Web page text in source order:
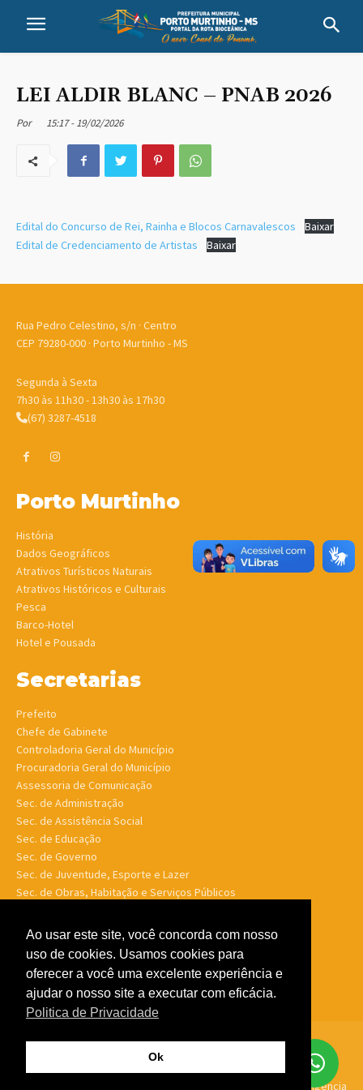
LEI ALDIR BLANC – PNAB 2026
Por 15:17 - 19/02/2026
Edital do Concurso de Rei, Rainha e Blocos Carnavalescos
Baixar
Edital de Credenciamento de Artistas
Baixar
Rua Pedro Celestino, s/n · Centro
CEP 79280-000 · Porto Murtinho - MS
Segunda à Sexta
7h30 às 11h30 - 13h30 às 17h30
(67) 3287-4518
Porto Murtinho
História
Dados Geográficos
Atrativos Turísticos Naturais
Atrativos Históricos e Culturais
Pesca
Barco-Hotel
Hotel e Pousada
Secretarias
Prefeito
Chefe de Gabinete
Controladoria Geral do Município
Procuradoria Geral do Município
Assessoria de Comunicação
Sec. de Administração
Sec. de Assistência Social
Sec. de Educação
Sec. de Governo
Sec. de Juventude, Esporte e Lazer
Sec. de Obras, Habitação e Serviços Públicos
Sec. de Saúde
Sec. de Turismo
Sec. de Meio Ambiente, Desenv. Agrário, Aquicultura e Pesca
Politica de
GTW Agência
Ao usar este site, você concorda com nosso
uso de cookies. Usamos cookies para
oferecer a você uma excelente experiência e
ajudar o nosso site a executar com eficácia.
Politica de Privacidade
Ok